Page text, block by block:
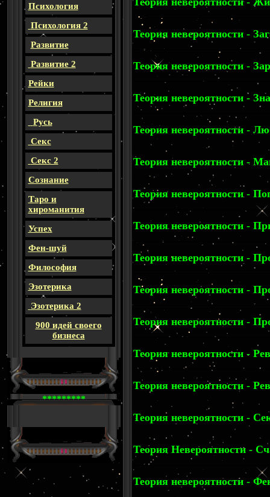
Психология
Психология 2
Развитие
Развитие 2
Рейки
Религия
Русь
Секс
Секс 2
Сознание
Таро и
хироманития
Успех
Фен-шуй
Философия
Эзотерика
Эзотерика 2
900 идей своего
бизнеса
*********
Теория невероятности -
Теория невероятности -
Теория невероятности -
Теория невероятности -
Теория невероятности -
Теория невероятности -
Теория невероятности -
Теория невероятности -
Теория невероятности -
Теория невероятности -
Теория невероятности -
Теория невероятности -
Теория невероятности -
Теория Невероятности -
Теория невероятности -